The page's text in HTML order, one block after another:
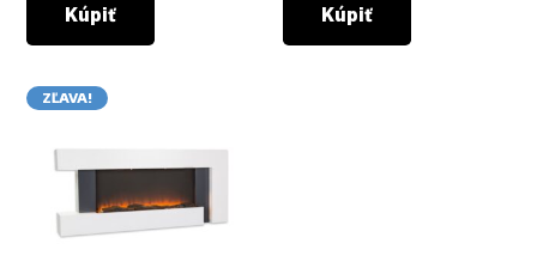
€509.90. €311.90.
Kúpiť
€409.90.
Kúpiť
ZĽAVA!